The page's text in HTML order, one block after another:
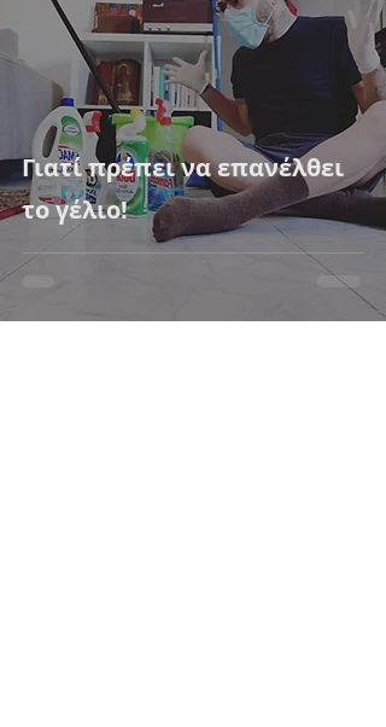
Γιατί πρέπει να επανέλθει
το γέλιο!